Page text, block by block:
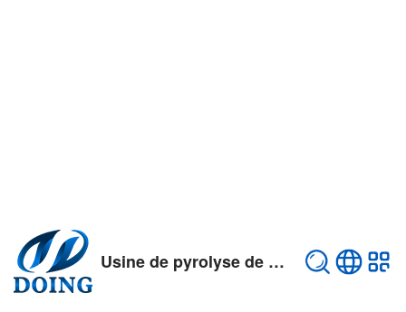
Usine de pyrolyse de pneus usés/plastiques